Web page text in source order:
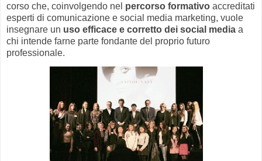
corso che, coinvolgendo nel percorso formativo accreditati
esperti di comunicazione e social media marketing, vuole
insegnare un uso efficace e corretto dei social media a
chi intende farne parte fondante del proprio futuro
professionale.